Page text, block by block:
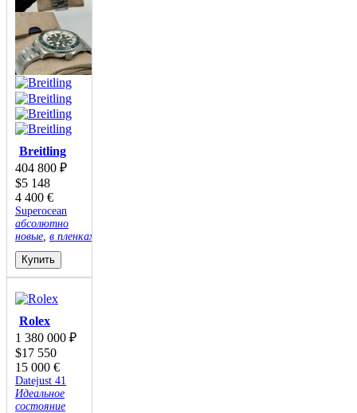
Breitling
404 800 ₽
$5 148
4 400 €
Superocean
абсолютно
новые, в пленках
Купить
Rolex
1 380 000 ₽
$17 550
15 000 €
Datejust 41
Идеальное
состояние